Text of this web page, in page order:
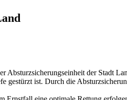
der Stadt
gestürzt ist. Durch die